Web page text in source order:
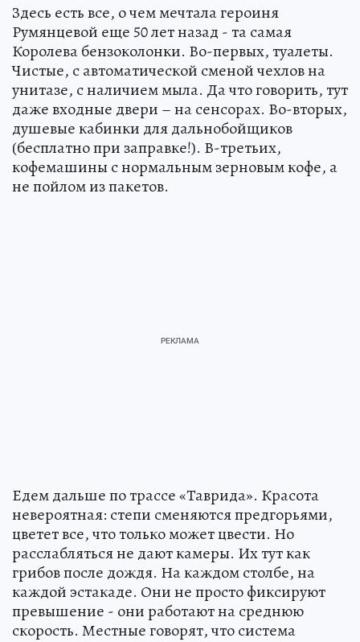
Здесь есть все, о чем мечтала героиня
Румянцевой еще 50 лет назад - та самая
Королева бензоколонки. Во-первых, туалеты.
Чистые, с автоматической сменой чехлов на
унитазе, с наличием мыла. Да что говорить, тут
даже входные двери – на сенсорах. Во-вторых,
душевые кабинки для дальнобойщиков
(бесплатно при заправке!). В-третьих,
кофемашины с нормальным зерновым кофе, а
не пойлом из пакетов.
Едем дальше по трассе «Таврида». Красота
невероятная: степи сменяются предгорьями,
цветет все, что только может цвести. Но
расслабляться не дают камеры. Их тут как
грибов после дождя. На каждом столбе, на
каждой эстакаде. Они не просто фиксируют
превышение - они работают на среднюю
скорость. Местные говорят, что система